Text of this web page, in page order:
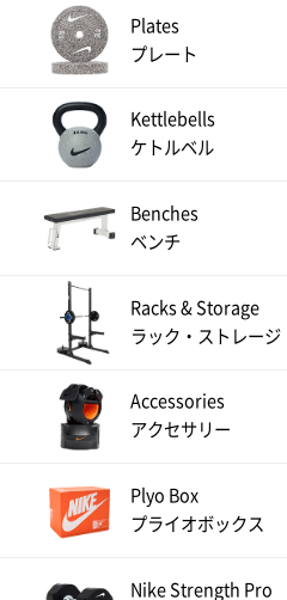
Plates
プレート
Kettlebells
ケトルベル
Benches
ベンチ
Racks & Storage
ラック・ストレージ
Accessories
アクセサリー
Plyo Box
プライオボックス
Nike Strength Pro